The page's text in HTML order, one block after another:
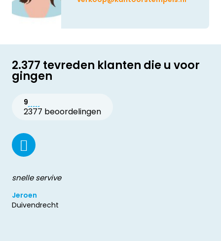
2.377 tevreden klanten die u voor
gingen
9
2377 beoordelingen
snelle servive
Jeroen
Duivendrecht